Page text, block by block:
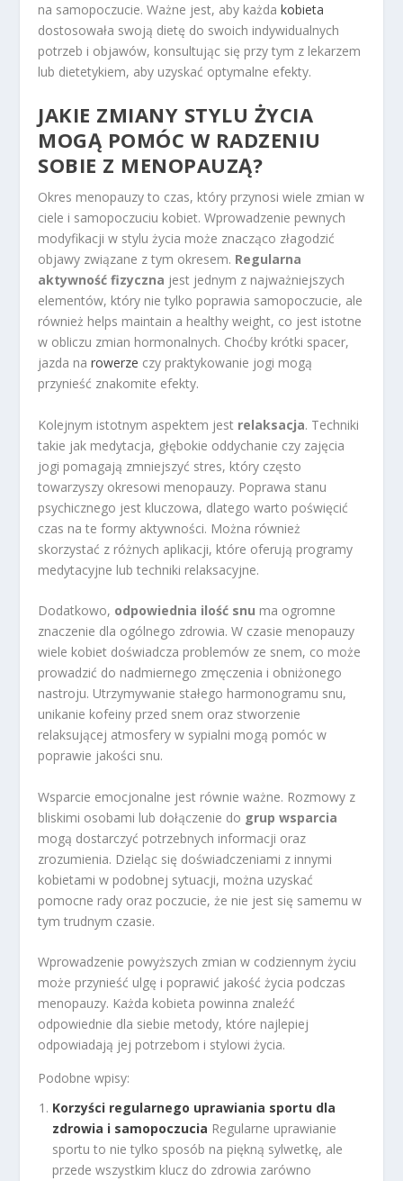
na samopoczucie. Ważne jest, aby każdakobieta
dostosowała swoją dietę do swoich indywidualnych
potrzeb i objawów, konsultując się przy tym z lekarzem
lub dietetykiem, aby uzyskać optymalne efekty.
JAKIE ZMIANY STYLU ŻYCIA
MOGĄ POMÓC W RADZENIU
SOBIE Z MENOPAUZĄ?
Okres menopauzy to czas, który przynosi wiele zmian w
ciele i samopoczuciu kobiet. Wprowadzenie pewnych
modyfikacji w stylu życia może znacząco złagodzić
objawy związane z tym okresem. Regularna
aktywność fizyczna jest jednym z najważniejszych
elementów, który nie tylko poprawia samopoczucie, ale
również helps maintain a healthy weight, co jest istotne
w obliczu zmian hormonalnych. Choćby krótki spacer,
jazda narowerze czy praktykowanie jogi mogą
przynieść znakomite efekty.
Kolejnym istotnym aspektem jest relaksacja. Techniki
takie jak medytacja, głębokie oddychanie czy zajęcia
jogi pomagają zmniejszyć stres, który często
towarzyszy okresowi menopauzy. Poprawa stanu
psychicznego jest kluczowa, dlatego warto poświęcić
czas na te formy aktywności. Można również
skorzystać z różnych aplikacji, które oferują programy
medytacyjne lub techniki relaksacyjne.
Dodatkowo, odpowiednia ilość snu ma ogromne
znaczenie dla ogólnego zdrowia. W czasie menopauzy
wiele kobiet doświadcza problemów ze snem, co może
prowadzić do nadmiernego zmęczenia i obniżonego
nastroju. Utrzymywanie stałego harmonogramu snu,
unikanie kofeiny przed snem oraz stworzenie
relaksującej atmosfery w sypialni mogą pomóc w
poprawie jakości snu.
Wsparcie emocjonalne jest równie ważne. Rozmowy z
bliskimi osobami lub dołączenie do grup wsparcia
mogą dostarczyć potrzebnych informacji oraz
zrozumienia. Dzieląc się doświadczeniami z innymi
kobietami w podobnej sytuacji, można uzyskać
pomocne rady oraz poczucie, że nie jest się samemu w
tym trudnym czasie.
Wprowadzenie powyższych zmian w codziennym życiu
może przynieść ulgę i poprawić jakość życia podczas
menopauzy. Każda kobieta powinna znaleźć
odpowiednie dla siebie metody, które najlepiej
odpowiadają jej potrzebom i stylowi życia.
Podobne wpisy:
Korzyści regularnego uprawiania sportu dla
zdrowia i samopoczucia Regularne uprawianie
sportu to nie tylko sposób na piękną sylwetkę, ale
przede wszystkim klucz do zdrowia zarówno